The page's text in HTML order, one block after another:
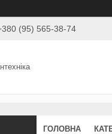
(95) 565-38-74
ГОЛОВНА